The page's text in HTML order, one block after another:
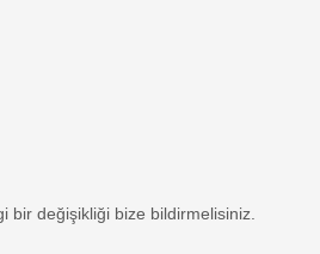
bir değişikliği bize bildirmelisiniz.